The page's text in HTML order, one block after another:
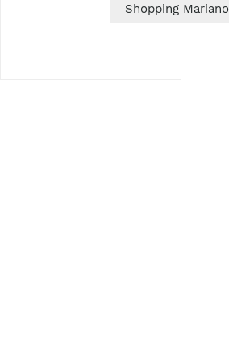
Shopping Mariano